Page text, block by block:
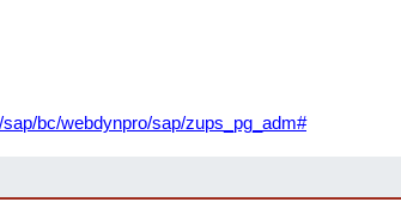
bc/webdynpro/sap/zups_pg_adm#